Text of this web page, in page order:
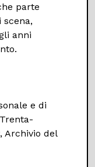
parte
anni
e di
Archivio del